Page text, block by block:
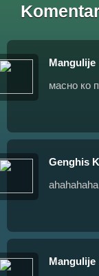
Mangulije
масно ко
Genghis
Mangulije